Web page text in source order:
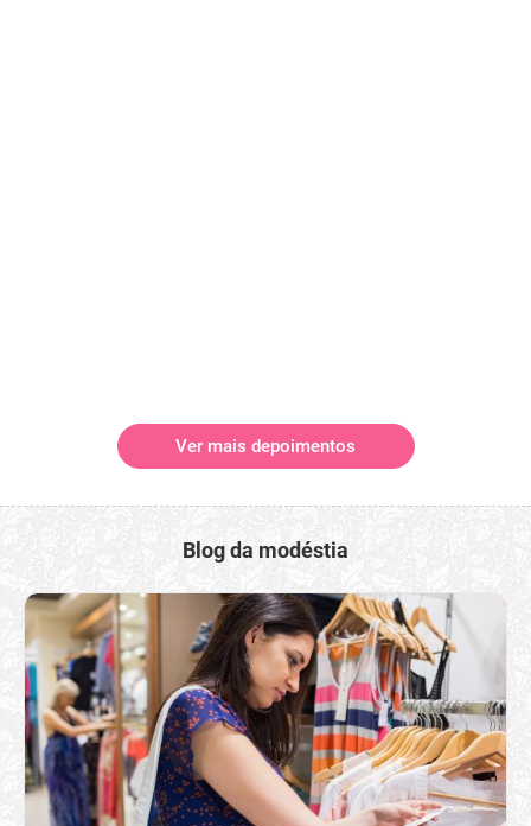
Ver mais depoimentos
Blog da modéstia